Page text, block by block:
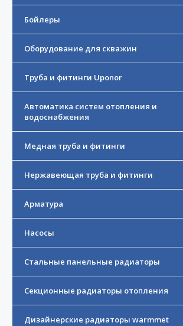
Бойлеры
Оборудование для скважин
Труба и фитинги Uponor
Автоматика систем отопления и
водоснабжения
Медная труба и фитинги
Нержавеющая труба и фитинги
Арматура
Насосы
Стальные панельные радиаторы
Секционные радиаторы отопления
Дизайнерские радиаторы warmmet